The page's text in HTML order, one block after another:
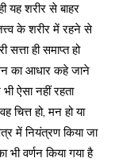
यह शरीर से बाहर
के शरीर में रहने से
ही समाप्त हो
का आधार कहे जाने
ऐसा नहीं रहता
हो, मन हो या
में नियंत्रण किया जा
वर्णन किया गया है